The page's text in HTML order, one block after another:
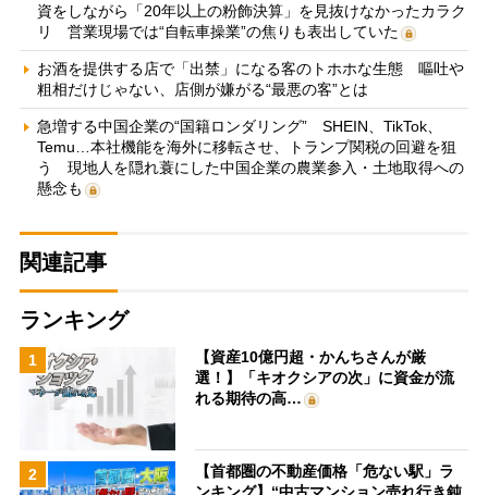
資をしながら「20年以上の粉飾決算」を見抜けなかったカラク
リ 営業現場では“自転車操業”の焦りも表出していた
お酒を提供する店で「出禁」になる客のトホホな生態 嘔吐や
粗相だけじゃない、店側が嫌がる“最悪の客”とは
急増する中国企業の“国籍ロンダリング” SHEIN、TikTok、
Temu…本社機能を海外に移転させ、トランプ関税の回避を狙
う 現地人を隠れ蓑にした中国企業の農業参入・土地取得への
懸念も
関連記事
ランキング
1
【資産10億円超・かんちさんが厳
選！】「キオクシアの次」に資金が流
れる期待の高…
2
【首都圏の不動産価格「危ない駅」ラ